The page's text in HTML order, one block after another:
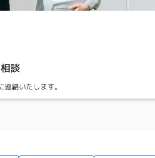
談
絡いたします。